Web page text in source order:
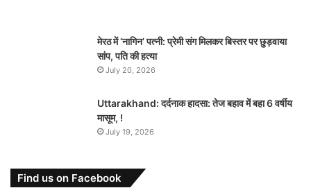
मेरठ में ‘नागिन’ पत्नी: प्रेमी संग मिलकर बिस्तर पर छुड़वाया
सांप, पति की हत्या
July 20, 2026
Uttarakhand: दर्दनाक हादसा: तेज बहाव में बहा 6 वर्षीय
मासूम, !
July 19, 2026
Find us on Facebook